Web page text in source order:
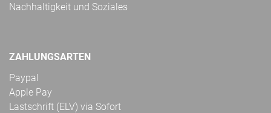
Nachhaltigkeit und Soziales
ZAHLUNGSARTEN
Paypal
Apple Pay
Lastschrift (ELV) via Sofort